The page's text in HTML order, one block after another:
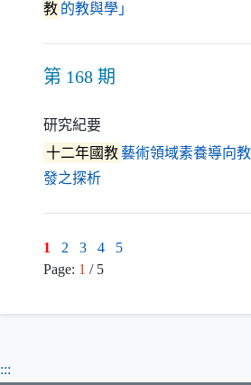
教 的教與學」
第 168 期
研究紀要
十二年國教藝術領域素養導向
發之探析（另開新視窗）
1 2 3 4
5
Page: 1 / 5
:::